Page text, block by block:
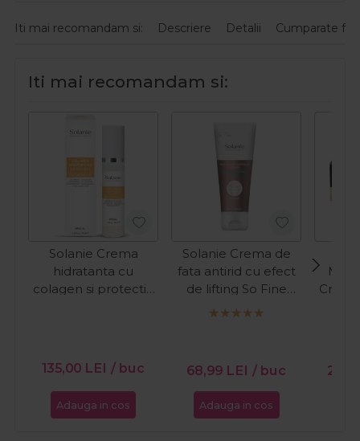
Iti mai recomandam si: Descriere Detalii Cumparate
Iti mai recomandam si:
Solanie Crema
hidratanta cu
colagen si protectie
135,00 LEI / buc
Adauga in cos
Solanie Crema de
fata antirid cu efect
de lifting So Fine
250ml
68,99 LEI / buc
Adauga in cos